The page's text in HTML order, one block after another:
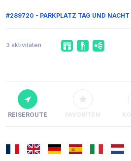
#289720 - PARKPLATZ TAG UND NACHT
3 aktivitäten
REISEROUTE FAVORITEN